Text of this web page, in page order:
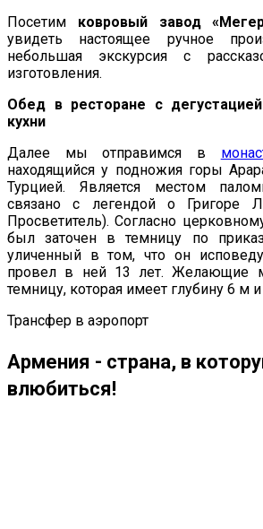
Посетим ковровый завод
увидеть настоящее ручное
небольшая экскурсия с
изготовления.
Обед в ресторане с
кухни
Далее мы отправимся в
находящийся у подножия горы
Турцией. Является местом
связано с легендой о Григоре
Просветитель). Согласно
был заточен в темницу по
уличенный в том, что он
провел в ней 13 лет. Желающие
темницу, которая имеет глубину 6 м
Трансфер в аэропорт
Армения - страна, в
влюбиться!